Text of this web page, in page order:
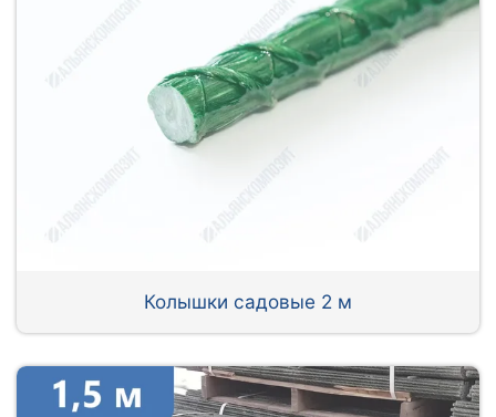
Колышки садовые 2 м